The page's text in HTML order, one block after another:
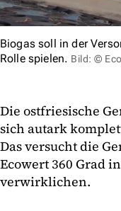
Biogas soll in der
Rolle spielen. Bild: ©
Die ostfriesische
sich autark
Das versucht die
Ecowert 360 Grad
verwirklichen.